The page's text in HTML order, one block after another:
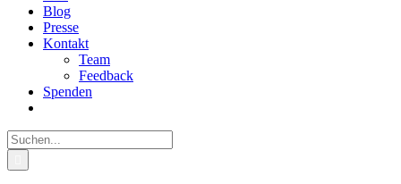
Blog
Presse
Kontakt
Team
Feedback
Spenden
Suche
nach: